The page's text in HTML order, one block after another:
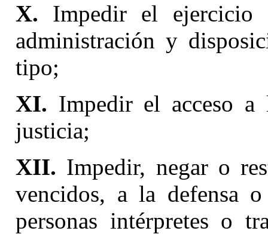
X. Impedir el ejercicio
administración y
tipo;
XI. Impedir el acceso
justicia;
XII. Impedir, negar o
vencidos, a la defensa
personas intérpretes o